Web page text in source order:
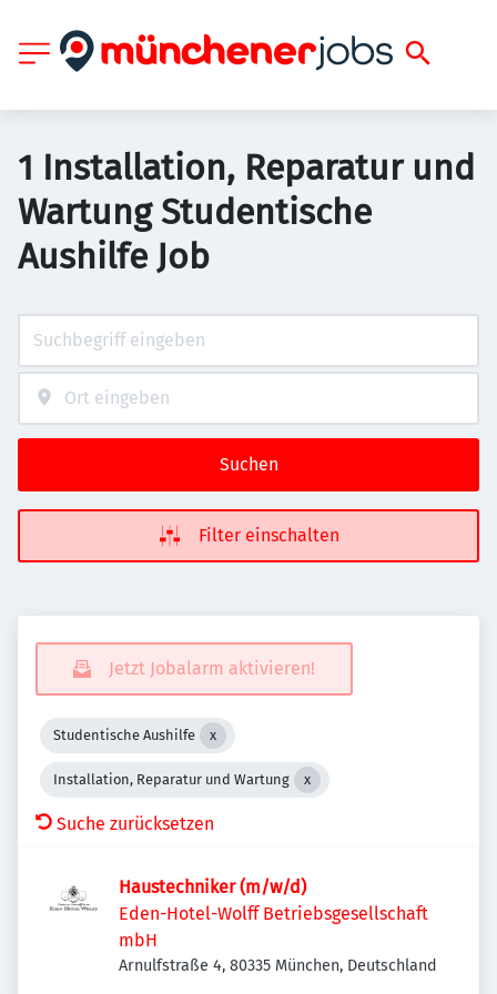
1 Installation, Reparatur und
Wartung Studentische
Aushilfe Job
Suchen
Filter einschalten
Jetzt Jobalarm aktivieren!
Studentische Aushilfe
Installation, Reparatur und Wartung
Suche zurücksetzen
Haustechniker (m/w/d)
Eden-Hotel-Wolff Betriebsgesellschaft
mbH
Arnulfstraße 4, 80335 München, Deutschland